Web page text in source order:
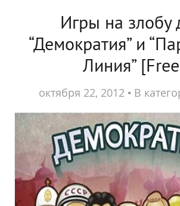
Игры на злобу
“Демократия” и
Линия”
октября 22, 2012 • В